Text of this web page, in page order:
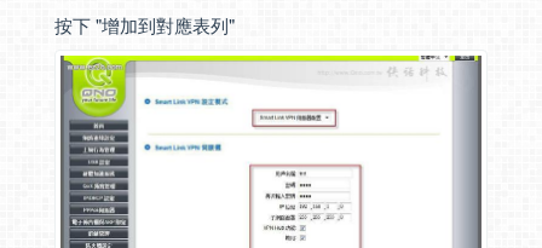
按下 "增加到對應表列"